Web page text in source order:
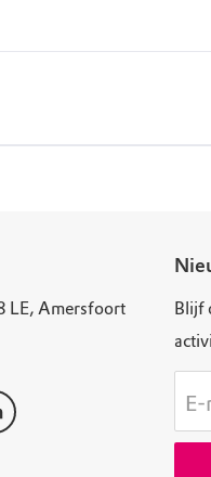
LE, Amersfoort
Blijf